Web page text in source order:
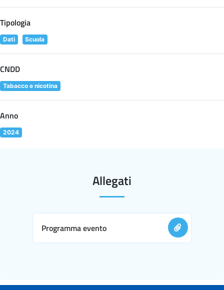
Tipologia
Dati Scuola
CNDD
Tabacco e nicotina
Anno
2024
Allegati
Programma evento